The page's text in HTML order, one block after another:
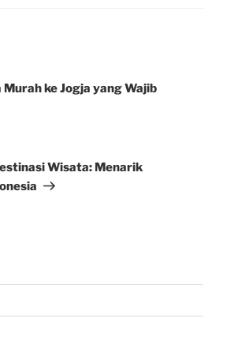
ke Jogja yang Wajib
Wisata: Menarik